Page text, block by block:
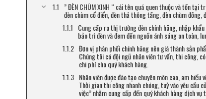
​” ĐÈN CHÙM XINH “ cái tên quá quen thuộc và tồn
đèn chùm cổ điển, đèn thả thông tầng, đèn chùm đồng,
Cung cấp ra thị trường đèn chính hãng, nhập
bảo trì đèn và đem đến nguồn ánh sáng an toàn,
Đơn vị phân phối chính hãng nên giá thành sản
Chúng tôi có đội ngũ nhân viên tư vấn, thi công,
chi phí cho quý khách hàng.
Nhân viên được đào tạo chuyên môn cao, am
Thời gian thi công nhanh chóng, tuỳ vào yêu cầu
việc” nhằm cung cấp đến quý khách hàng dịch